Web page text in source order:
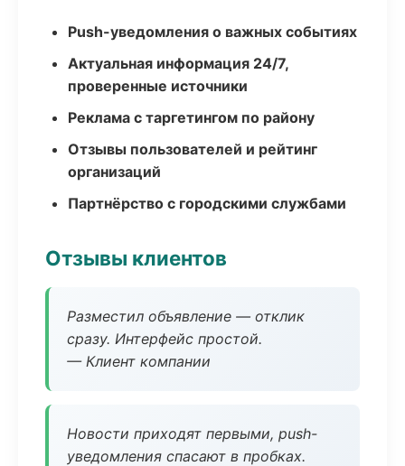
Push-уведомления о важных событиях
Актуальная информация 24/7,
проверенные источники
Реклама с таргетингом по району
Отзывы пользователей и рейтинг
организаций
Партнёрство с городскими службами
Отзывы клиентов
Разместил объявление — отклик
сразу. Интерфейс простой.
— Клиент компании
Новости приходят первыми, push-
уведомления спасают в пробках.